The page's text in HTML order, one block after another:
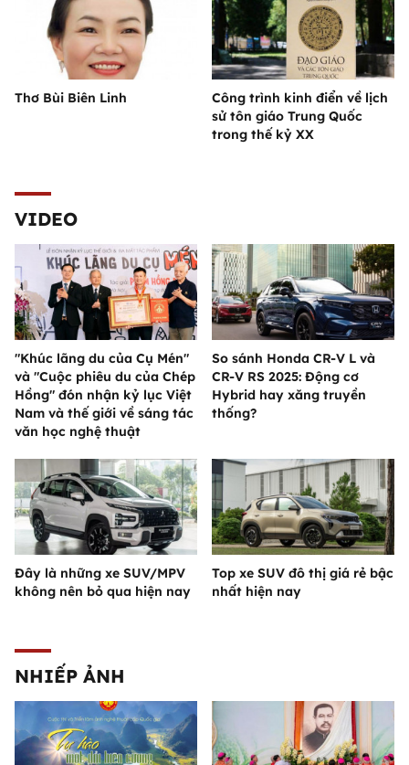
Thơ Bùi Biên Linh
Công trình kinh điển về lịch
sử tôn giáo Trung Quốc
trong thế kỷ XX
VIDEO
"Khúc lãng du của Cụ Mén"
và "Cuộc phiêu du của Chép
Hồng" đón nhận kỷ lục Việt
Nam và thế giới về sáng tác
văn học nghệ thuật
So sánh Honda CR-V L và
CR-V RS 2025: Động cơ
Hybrid hay xăng truyền
thống?
Đây là những xe SUV/MPV
không nên bỏ qua hiện nay
Top xe SUV đô thị giá rẻ bậc
nhất hiện nay
NHIẾP ẢNH